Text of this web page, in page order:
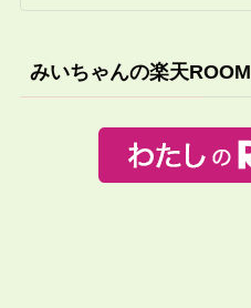
みいちゃんの楽天ROOM